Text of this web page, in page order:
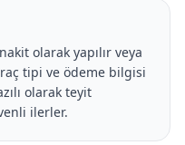
olarak yapılır veya
tipi ve ödeme bilgisi
olarak teyit
ilerler.